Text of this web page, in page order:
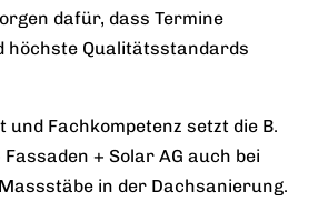
dafür, dass Termine
höchste Qualitätsstandards
und Fachkompetenz setzt die B.
+ Solar AG auch bei
in der Dachsanierung.